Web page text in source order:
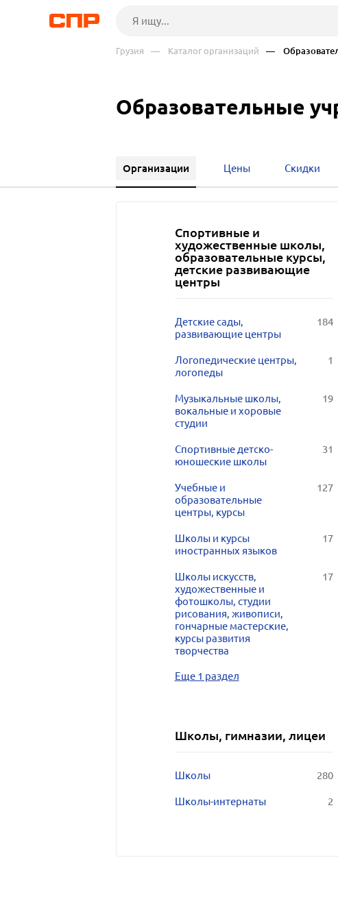
Грузия — Каталог организаций —
Образовательные
Организации Цены Скидки
Спортивные и
художественные школы,
образовательные курсы,
детские развивающие
центры
Детские сады,
развивающие центры
184
Логопедические центры,
логопеды
1
Музыкальные школы,
вокальные и хоровые
студии
19
Спортивные детско-
юношеские школы
31
Учебные и
образовательные
центры, курсы
127
Школы и курсы
иностранных языков
17
Школы искусств,
художественные и
фотошколы, студии
рисования, живописи,
гончарные мастерские,
курсы развития
творчества
17
Еще 1 раздел
Школы, гимназии, лицеи
Школы 280
Школы-интернаты 2